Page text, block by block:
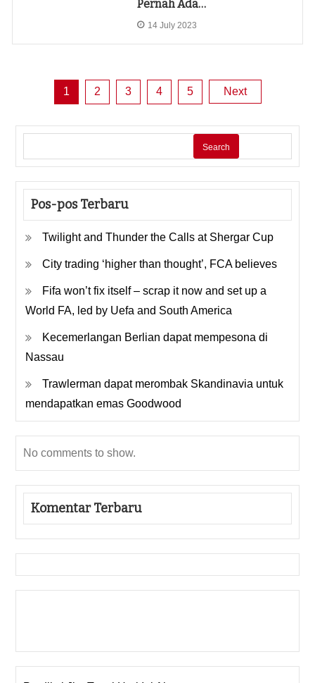
Pernah Ada…
14 July 2023
Posts
pagination
1 2 3 4 5 Next
Search
Pos-pos Terbaru
Twilight and Thunder the Calls at Shergar Cup
City trading ‘higher than thought’, FCA believes
Fifa won’t fix itself – scrap it now and set up a
World FA, led by Uefa and South America
Kecemerlangan Berlian dapat mempesona di
Nassau
Trawlerman dapat merombak Skandinavia untuk
mendapatkan emas Goodwood
No comments to show.
Komentar Terbaru